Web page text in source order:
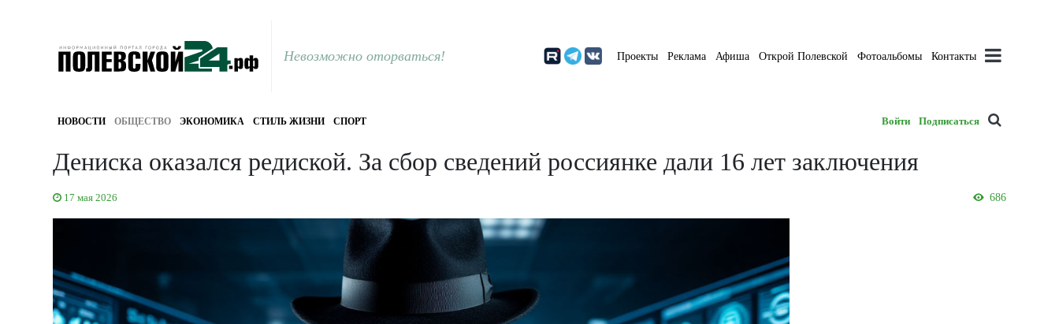
Невозможно оторваться! Проекты Реклама Афиша Открой Полевской Фотоальбомы Контакты
НОВОСТИ ОБЩЕСТВО ЭКОНОМИКА СТИЛЬ ЖИЗНИ СПОРТ Войти Подписаться
Дениска оказался редиской. За сбор сведений россиянке дали 16 лет заключения
17 мая 2026 686